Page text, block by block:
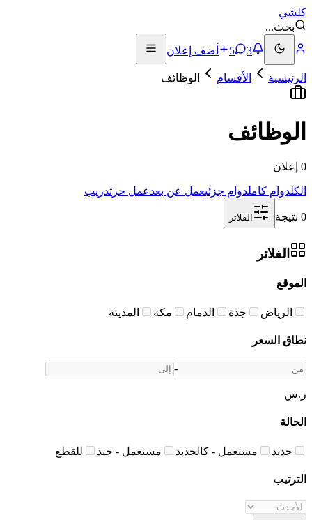
كلشي
بحث...
3
5 أضف إعلان
الرئيسية الأقسام الوظائف
الوظائف
0 إعلان
الكلدوام كاملدوام جزئيعمل عن بعدعمل حر تدريب
0 نتيجة الفلاتر
الفلاتر
الموقع
الرياض جدة الدمام مكة المدينة
نطاق السعر
-
ر.س
الحالة
جديد مستعمل - كالجديد مستعمل - جيد للقطع
الترتيب